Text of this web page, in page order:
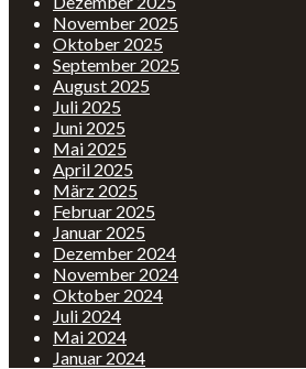
November 2025
Oktober 2025
September 2025
August 2025
Juli 2025
Juni 2025
Mai 2025
April 2025
März 2025
Februar 2025
Januar 2025
Dezember 2024
November 2024
Oktober 2024
Juli 2024
Mai 2024
Januar 2024